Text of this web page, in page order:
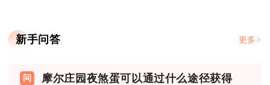
新手问答 更多>
摩尔庄园夜煞蛋可以通过什么途径获得